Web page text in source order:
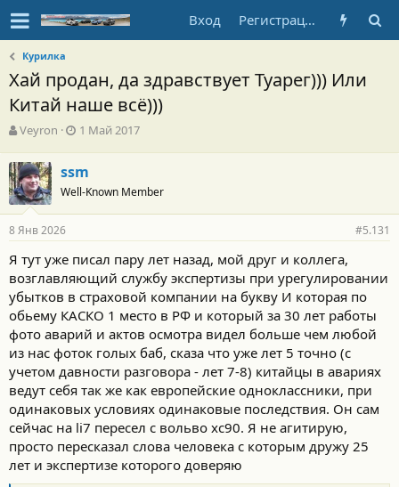
Вход Регистрация
Курилка
Хай продан, да здравствует Туарег))) Или
Китай наше всё)))
А
т
о
р
т
е
м
ы
Veyron
Д
а
н
а
л
а
1 Май 2017
ssm
Well-Known Member
8 Янв 2026 #5.131
Я тут уже писал пару лет назад, мой друг и коллега,
возглавляющий службу экспертизы при урегулировании
убытков в страховой компании на букву И которая по
обьему КАСКО 1 место в РФ и который за 30 лет работы
фото аварий и актов осмотра видел больше чем любой
из нас фоток голых баб, сказа что уже лет 5 точно (с
учетом давности разговора - лет 7-8) китайцы в авариях
ведут себя так же как европейские одноклассники, при
одинаковых условиях одинаковые последствия. Он сам
сейчас на li7 пересел с вольво хс90. Я не агитирую,
просто пересказал слова человека с которым дружу 25
лет и экспертизе которого доверяю